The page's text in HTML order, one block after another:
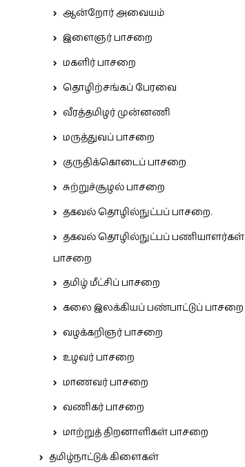
ஆன்றோர் அவையம்
இளைஞர் பாசறை
மகளிர் பாசறை
தொழிற்சங்கப் பேரவை
வீரத்தமிழர் முன்னணி
மருத்துவப் பாசறை
குருதிக்கொடைப் பாசறை
சுற்றுச்சூழல் பாசறை
தகவல் தொழில்நுட்பப் பாசறை.
தகவல் தொழில்நுட்பப் பணியாளர்கள்
பாசறை
தமிழ் மீட்சிப் பாசறை
கலை இலக்கியப் பண்பாட்டுப் பாசறை
வழக்கறிஞர் பாசறை
உழவர் பாசறை
மாணவர் பாசறை
வணிகர் பாசறை
மாற்றுத் திறனாளிகள் பாசறை
தமிழ்நாட்டுக் கிளைகள்